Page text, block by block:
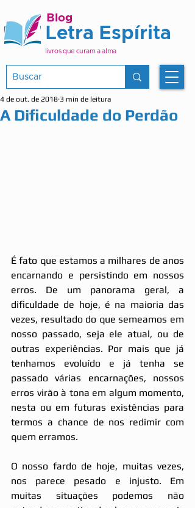
Letra Espírita
Blog
livros que curam a alma
A Dificuldade do Perdão
4 de out. de 2018 3 min de leitura
É fato que estamos a milhares de anos
encarnando e persistindo em nossos
erros. De um panorama geral, a
dificuldade de hoje, é na maioria das
vezes, resultado do que semeamos em
nosso passado, seja ele atual, ou de
outras experiências. Por mais que já
tenhamos evoluído e já tenha se
passado várias encarnações, nossos
erros virão à tona em algum momento,
nesta ou em futuras existências para
termos a chance de nos redimir com
quem erramos.
O nosso fardo de hoje, muitas vezes,
nos parece pesado e injusto. Em
muitas situações podemos não